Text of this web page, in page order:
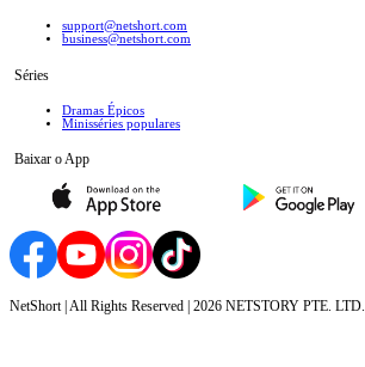
support@netshort.com
business@netshort.com
Séries
Dramas Épicos
Minisséries populares
Baixar o App
NetShort | All Rights Reserved | 2026 NETSTORY PTE. LTD.